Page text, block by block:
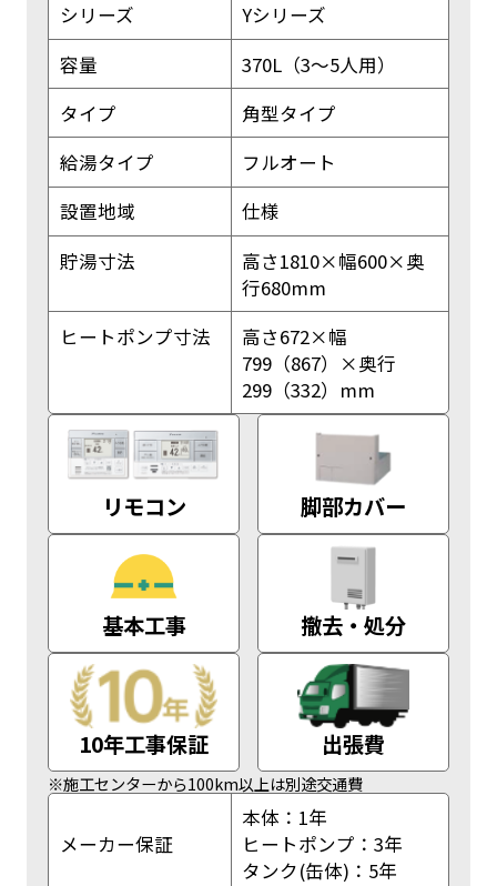
シリーズ
Yシリーズ
容量
370L（3〜5人用）
タイプ
角型タイプ
給湯タイプ
フルオート
設置地域
仕様
貯湯寸法
高さ1810×幅600×奥
行680mm
ヒートポンプ寸法
高さ672×幅
799（867）×奥行
299（332）mm
リモコン 脚部カバー
基本工事 撤去・処分
10年工事保証 出張費
※施工センターから100km以上は別途交通費
メーカー保証
本体：1年
ヒートポンプ：3年
タンク(缶体)：5年